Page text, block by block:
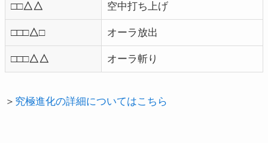
□□△△ 空中打ち上げ
□□□△□ オーラ放出
□□□△△ オーラ斬り
＞ 究極進化の詳細についてはこちら